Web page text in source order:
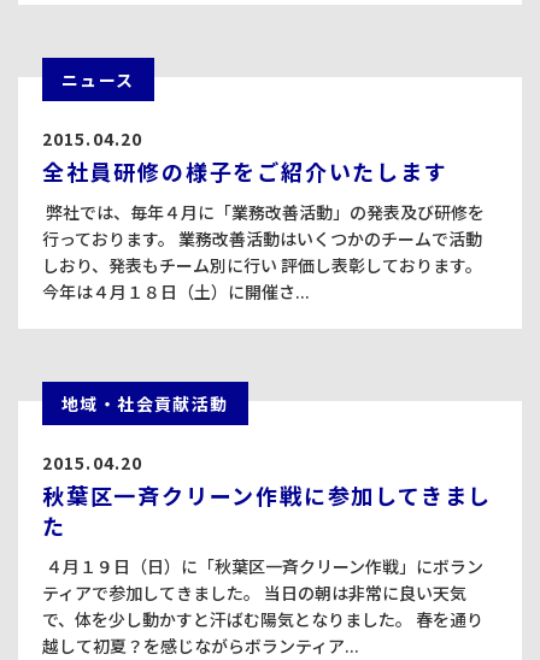
ニュース
2015.04.20
全社員研修の様子をご紹介いたします
弊社では、毎年４月に「業務改善活動」の発表及び研修を
行っております。 業務改善活動はいくつかのチームで活動
しおり、発表もチーム別に行い 評価し表彰しております。
今年は４月１８日（土）に開催さ...
地域・社会貢献活動
2015.04.20
秋葉区一斉クリーン作戦に参加してきまし
た
４月１９日（日）に「秋葉区一斉クリーン作戦」にボラン
ティアで参加してきました。 当日の朝は非常に良い天気
で、体を少し動かすと汗ばむ陽気となりました。 春を通り
越して初夏？を感じながらボランティア...